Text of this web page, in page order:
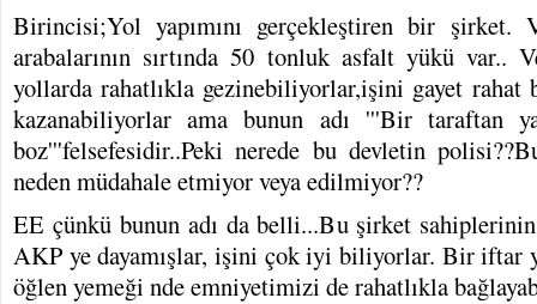
Birincisi;Yol yapımını gerçekleştiren bir
arabalarının sırtında 50 tonluk asfalt yükü var..
yollarda rahatlıkla gezinebiliyorlar,işini gayet rahat
kazanabiliyorlar ama bunun adı '''Bir taraftan
boz'''felsefesidir..Peki nerede bu devletin
neden müdahale etmiyor veya edilmiyor??
EE çünkü bunun adı da belli...Bu şirket sahiplerinin
AKP ye dayamışlar, işini çok iyi biliyorlar. Bir iftar
öğlen yemeği nde emniyetimizi de rahatlıkla